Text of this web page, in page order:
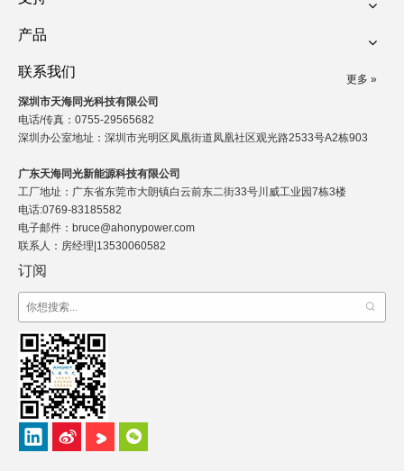
产品
联系我们
更多 »
深圳市天海同光科技有限公司
电话/传真：0755-29565682
深圳办公室地址：深圳市光明区凤凰街道凤凰社区观光路2533号A2栋903
广东天海同光新能源科技有限公司
工厂地址：广东省东莞市大朗镇白云前东二街33号川威工业园7栋3楼
电话:0769-83185582
电子邮件：bruce@ahonypower.com
联系人：房经理|13530060582
订阅